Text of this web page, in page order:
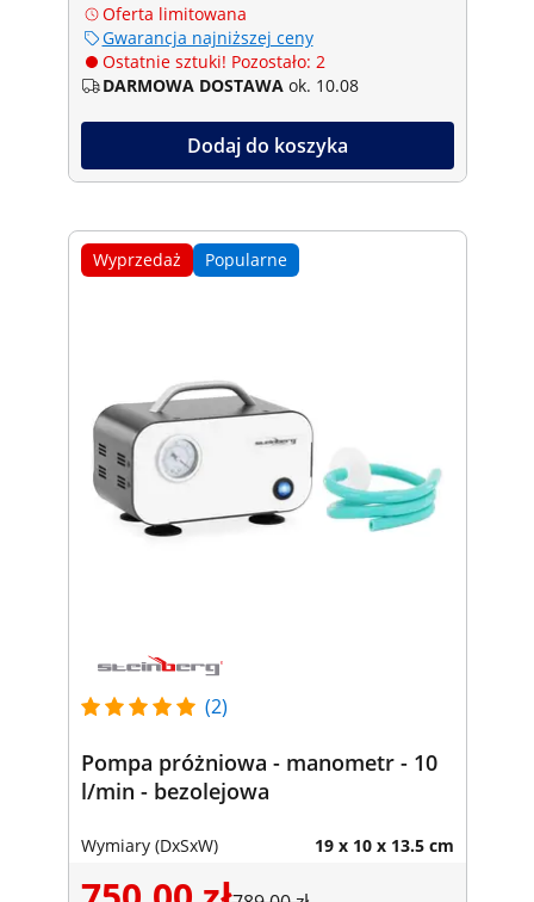
Oferta limitowana
Gwarancja najniższej ceny
Ostatnie sztuki! Pozostało: 2
DARMOWA DOSTAWA ok. 10.08
Dodaj do koszyka
Wyprzedaż Popularne
(2)
Pompa próżniowa - manometr - 10
l/min - bezolejowa
Wymiary (DxSxW) 19 x 10 x 13.5 cm